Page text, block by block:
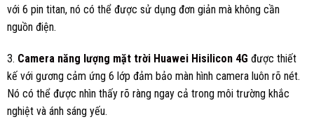
với 6 pin titan, nó có thể được sử dụng đơn giản mà không cần
nguồn điện.
3. Camera năng lượng mặt trời Huawei Hisilicon 4G được thiết
kế với gương cảm ứng 6 lớp đảm bảo màn hình camera luôn rõ nét.
Nó có thể được nhìn thấy rõ ràng ngay cả trong môi trường khắc
nghiệt và ánh sáng yếu.